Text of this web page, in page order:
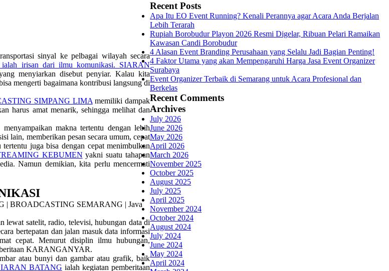
sinyal ke pelbagai wilayah secara
irisan dari ilmu komunikasi. SIARAN
menyiarkan disebut penyiar. Kalau kita
mengerti bagaimana kontribusi langsung di
SIMPANG LIMA memiliki dampak
harus amat menarik, sehingga melihat dan
menyampaikan makna tertentu dengan lebih
lain, memberikan pesan secara umum, cepat
juga bisa dengan cepat menimbulkan
KEBUMEN yakni suatu tahapan
Namun demikian, kita perlu mencermati
lewat satelit, radio, televisi, hubungan data di
bertepatan dan jalan masuk data informasi
cepat. Menurut disiplin ilmu hubungan,
KARANGANYAR.
atau bunyi dan gambar atau grafik, baik
BATANG ialah kegiatan pemberitaan
Recent Posts
Apa Itu EO Event Running? Kenali Perannya agar Acara Anda Berjalan
Lebih Terarah
Rupiah Borobudur Playon 2026 Resmi Digelar, Ribuan Pelari Ramaikan
Kawasan Candi Borobudur
4 Alasan Event Branding Perusahaan yang Selalu Jadi Bagian Penting!
4 Faktor Utama yang akan Mempengaruhi Harga Jasa Event Organizer
Surabaya
Event Organizer Terbaik di Semarang untuk Acara Profesional dan
Berkelas
Recent Comments
Archives
July 2026
June 2026
May 2026
April 2026
March 2026
November 2025
October 2025
August 2025
July 2025
April 2025
November 2024
October 2024
August 2024
July 2024
June 2024
May 2024
April 2024